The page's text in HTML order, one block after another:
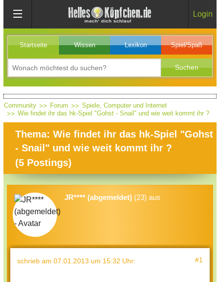
Login
Startseite Wissen Lexikon Spiel/Spaß
Community Forum
Spiele, Computer und Internet
Wie findet ihr das hk-Spiel "Gohst - Snail" und wie weit kommt ihr ?
Thema: Wie findet ihr das hk-Spiel "Gohst
- Snail" und wie weit kommt ihr ?
(5 Postings)
JR**** (abgemeldet) (23) aus
schrieb am 07.01.2013 um 15:32 Uhr: #1